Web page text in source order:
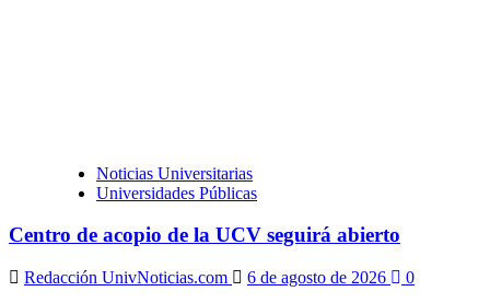
Noticias Universitarias
Universidades Públicas
Centro de acopio de la UCV seguirá abierto
Redacción UnivNoticias.com 6 de agosto de 2026 0